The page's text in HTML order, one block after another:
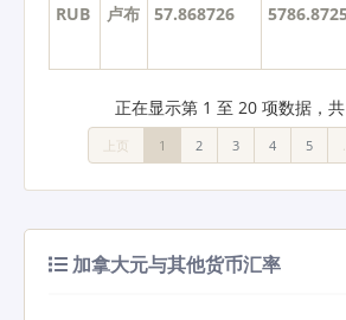
RUB 卢布 57.868726
正在显示第 1 至 20 项数据，
上页 1 2 3 4 5
加拿大元与其他货币汇率